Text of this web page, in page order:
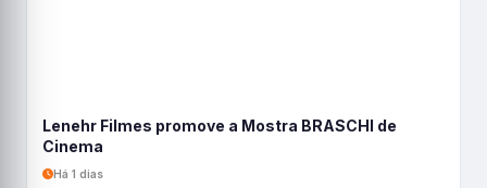
Lenehr Filmes promove a Mostra BRASCHI de
Cinema
Há 1 dias